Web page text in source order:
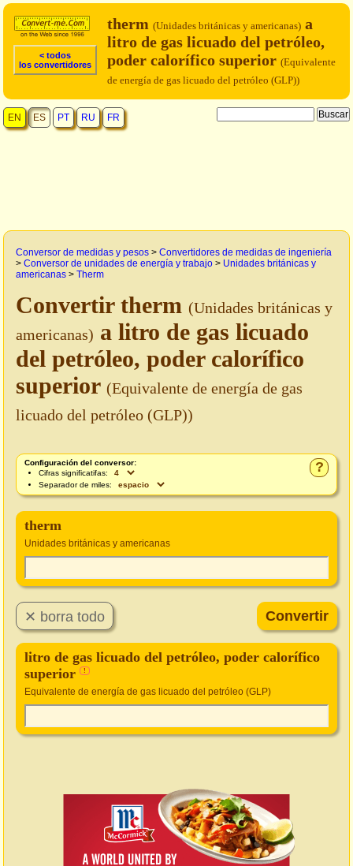
< todos
los convertidores
therm (Unidades británicas y americanas) a
litro de gas licuado del petróleo,
poder calorífico superior (Equivalente
de energía de gas licuado del petróleo (GLP))
EN ES PT RU FR
Conversor de medidas y pesos > Convertidores de medidas de ingeniería
> Conversor de unidades de energía y trabajo > Unidades británicas y
americanas > Therm
Convertir therm (Unidades británicas y
americanas) a litro de gas licuado
del petróleo, poder calorífico
superior (Equivalente de energía de gas
licuado del petróleo (GLP))
?
Configuración del conversor:
Cifras significatifas:
Separador de miles:
therm
Unidades británicas y americanas
litro de gas licuado del petróleo, poder calorífico
superior
!
Equivalente de energía de gas licuado del petróleo (GLP)